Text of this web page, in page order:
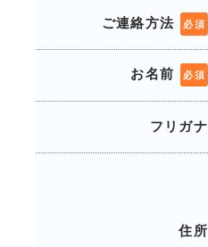
ご連絡方法 必須
お名前 必須
フリガナ
住所